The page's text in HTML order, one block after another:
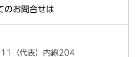
のお問合せは
（代表）内線204